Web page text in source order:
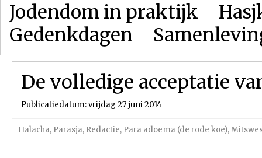
Jodendom in praktijk
Gedenkdagen
De volledige acceptatie
Publicatiedatum: vrijdag 27 juni 2014
Halacha, Parasja, Redactie, Para adoema (de rode koe),